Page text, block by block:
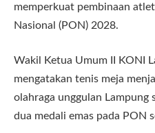
memperkuat pembinaan
Nasional (PON) 2028.
Wakil Ketua Umum II KONI
mengatakan tenis meja
olahraga unggulan Lampung
dua medali emas pada PON